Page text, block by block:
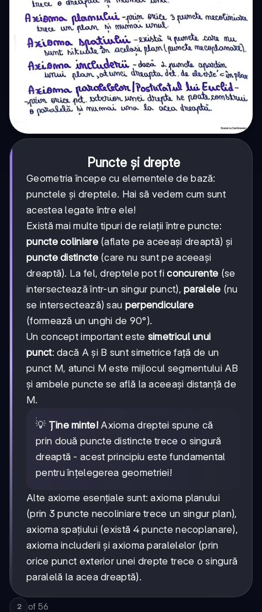
Puncte și drepte
Geometria începe cu elementele de bază:
punctele și dreptele. Hai să vedem cum sunt
acestea legate între ele!
Există mai multe tipuri de relații între puncte:
puncte coliniare(aflate pe aceeași dreaptă) și
puncte distincte(care nu sunt pe aceeași
dreaptă). La fel, dreptele pot ficoncurente (se
intersectează într-un singur punct),paralele (nu
se intersectează) sau perpendiculare
(formează un unghi de 90°).
Un concept important este simetricul unui
punct: dacă A și B sunt simetrice față de un
punct M, atunci M este mijlocul segmentului AB
și ambele puncte se află la aceeași distanță de
M.
💡 Ține minte!Axioma dreptei spune că
prin două puncte distincte trece o singură
dreaptă - acest principiu este fundamental
pentru înțelegerea geometriei!
Alte axiome esențiale sunt: axioma planului
(prin 3 puncte necoliniare trece un singur plan),
axioma spațiului (există 4 puncte necoplanare),
axioma includerii și axioma paralelelor (prin
orice punct exterior unei drepte trece o singură
paralelă la acea dreaptă).
2 of 56